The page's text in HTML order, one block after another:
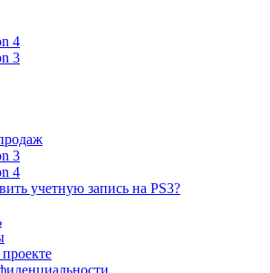
4
3
3
4
учетную запись на PS3?